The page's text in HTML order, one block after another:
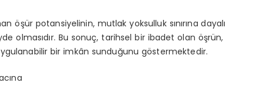
öşür potansiyelinin, mutlak yoksulluk sınırına dayalı
olmasıdır. Bu sonuç, tarihsel bir ibadet olan öşrün,
bir imkân sunduğunu göstermektedir.